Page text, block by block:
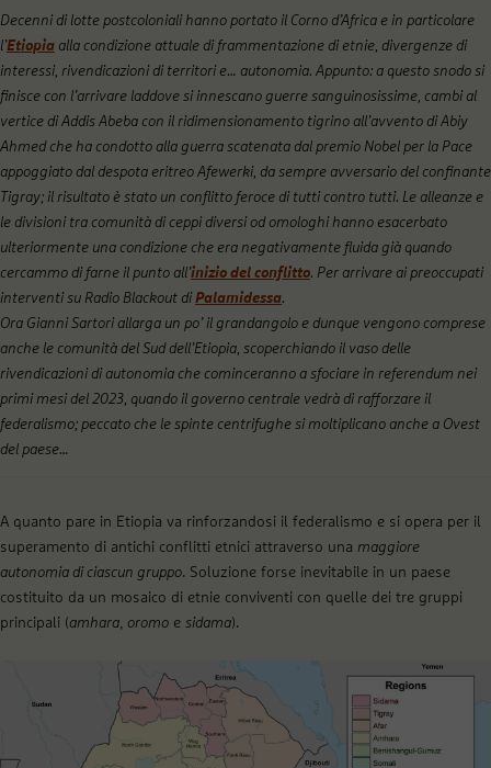
Decenni di lotte postcoloniali hanno portato il Corno d’Africa e in particolare
l’Etiopia alla condizione attuale di frammentazione di etnie, divergenze di
interessi, rivendicazioni di territori e… autonomia. Appunto: a questo snodo si
finisce con l’arrivare laddove si innescano guerre sanguinosissime, cambi al
vertice di Addis Abeba con il ridimensionamento tigrino all’avvento di Abiy
Ahmed che ha condotto alla guerra scatenata dal premio Nobel per la Pace
appoggiato dal despota eritreo Afewerki, da sempre avversario del confinante
Tigray; il risultato è stato un conflitto feroce di tutti contro tutti. Le alleanze e
le divisioni tra comunità di ceppi diversi od omologhi hanno esacerbato
ulteriormente una condizione che era negativamente fluida già quando
cercammo di farne il punto all’inizio del conflitto. Per arrivare ai preoccupati
interventi su Radio Blackout di Palamidessa.
Ora Gianni Sartori allarga un po’ il grandangolo e dunque vengono comprese
anche le comunità del Sud dell’Etiopia, scoperchiando il vaso delle
rivendicazioni di autonomia che cominceranno a sfociare in referendum nei
primi mesi del 2023, quando il governo centrale vedrà di rafforzare il
federalismo; peccato che le spinte centrifughe si moltiplicano anche a Ovest
del paese…
A quanto pare in Etiopia va rinforzandosi il federalismo e si opera per il
superamento di antichi conflitti etnici attraverso una maggiore
autonomia di ciascun gruppo. Soluzione forse inevitabile in un paese
costituito da un mosaico di etnie conviventi con quelle dei tre gruppi
principali (amhara, oromo e sidama).